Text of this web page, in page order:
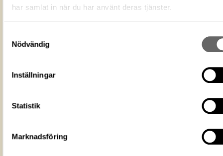
har samlat in när du har använt deras tjänster.
Nödvändig
Inställningar
Statistik
Marknadsföring
Du får bearbeta och dela verket
ändamål, även kommersiella, så
licensgivare. CC BY 4.0
https://samlingar.shm.se/media/